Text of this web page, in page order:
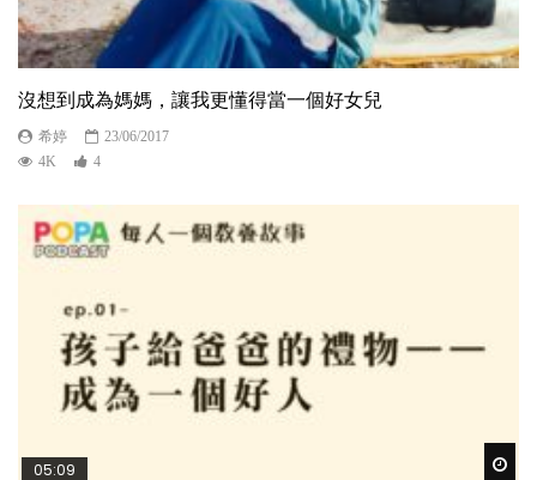
沒想到成為媽媽，讓我更懂得當一個好女兒
希婷
23/06/2017
4K
4
05:09